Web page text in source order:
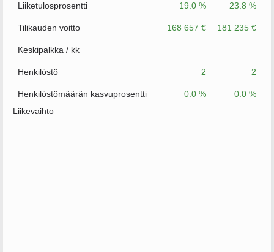
Liiketulosprosentti 19.0 % 23.8 %
Tilikauden voitto 168 657 € 181 235 €
Keskipalkka / kk
Henkilöstö 2 2
Henkilöstömäärän kasvuprosentti 0.0 %
0.0 %
Liikevaihto